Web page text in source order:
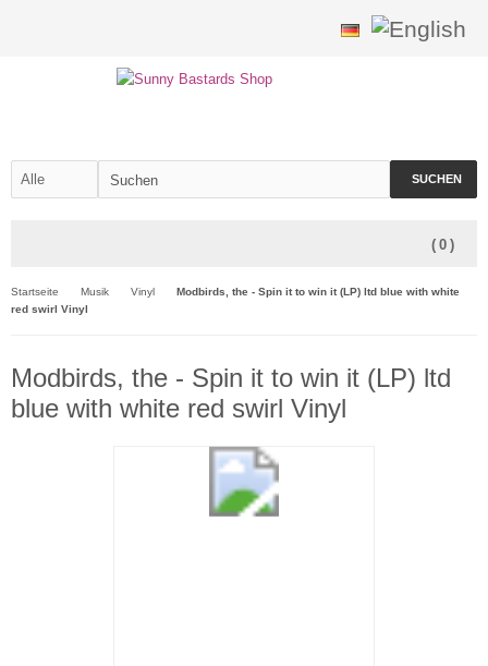
SUCHEN
( 0 )
Startseite Musik Vinyl
Modbirds, the - Spin it to win it (LP) ltd blue with white
red swirl Vinyl
Modbirds, the - Spin it to win it (LP) ltd
blue with white red swirl Vinyl